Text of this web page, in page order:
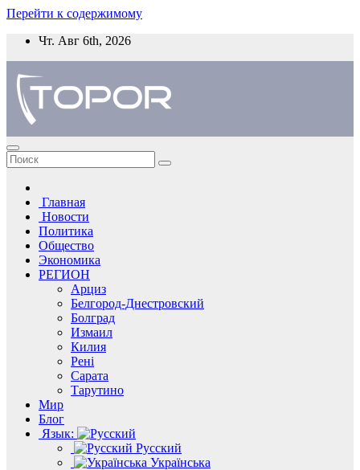
Перейти к содержимому
Чт. Авг 6th, 2026
Главная
Новости
Политика
Общество
Экономика
РЕГИОН
Арциз
Белгород-Днестровский
Болград
Измаил
Килия
Рені
Сарата
Тарутино
Мир
Блог
Язык:
Русский
Українська